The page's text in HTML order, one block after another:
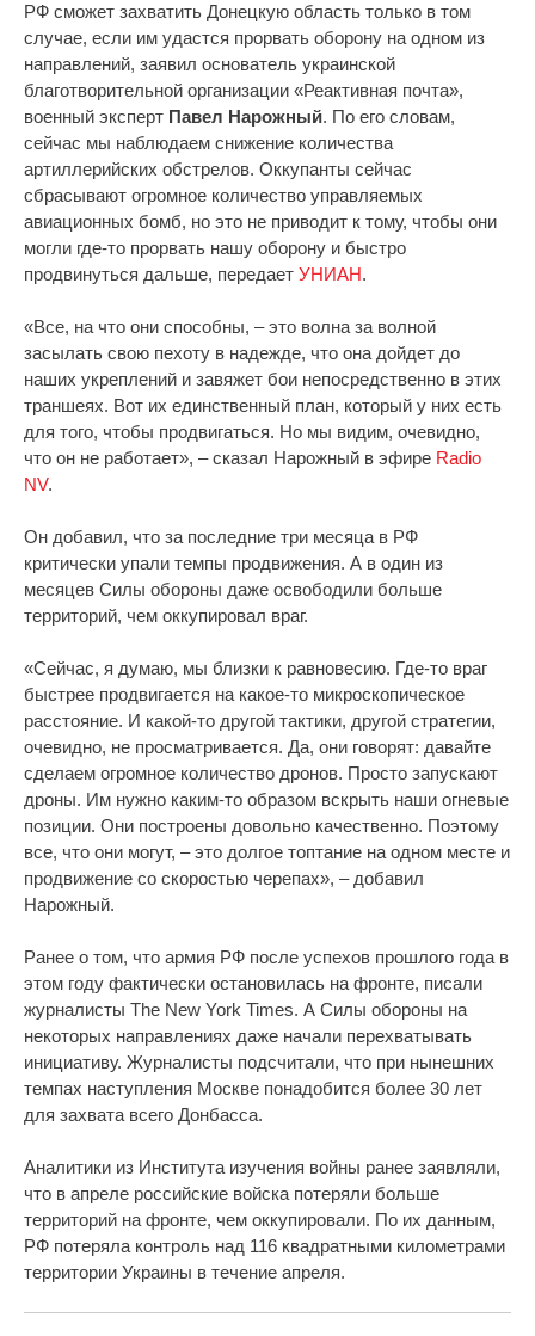
РФ сможет захватить Донецкую область только в том
случае, если им удастся прорвать оборону на одном из
направлений, заявил основатель украинской
благотворительной организации «Реактивная почта»,
военный эксперт Павел Нарожный. По его словам,
сейчас мы наблюдаем снижение количества
артиллерийских обстрелов. Оккупанты сейчас
сбрасывают огромное количество управляемых
авиационных бомб, но это не приводит к тому, чтобы они
могли где-то прорвать нашу оборону и быстро
продвинуться дальше, передает УНИАН.
«Все, на что они способны, – это волна за волной
засылать свою пехоту в надежде, что она дойдет до
наших укреплений и завяжет бои непосредственно в этих
траншеях. Вот их единственный план, который у них есть
для того, чтобы продвигаться. Но мы видим, очевидно,
что он не работает», – сказал Нарожный в эфире Radio
NV.
Он добавил, что за последние три месяца в РФ
критически упали темпы продвижения. А в один из
месяцев Силы обороны даже освободили больше
территорий, чем оккупировал враг.
«Сейчас, я думаю, мы близки к равновесию. Где-то враг
быстрее продвигается на какое-то микроскопическое
расстояние. И какой-то другой тактики, другой стратегии,
очевидно, не просматривается. Да, они говорят: давайте
сделаем огромное количество дронов. Просто запускают
дроны. Им нужно каким-то образом вскрыть наши огневые
позиции. Они построены довольно качественно. Поэтому
все, что они могут, – это долгое топтание на одном месте и
продвижение со скоростью черепах», – добавил
Нарожный.
Ранее о том, что армия РФ после успехов прошлого года в
этом году фактически остановилась на фронте, писали
журналисты The New York Times. А Силы обороны на
некоторых направлениях даже начали перехватывать
инициативу. Журналисты подсчитали, что при нынешних
темпах наступления Москве понадобится более 30 лет
для захвата всего Донбасса.
Аналитики из Института изучения войны ранее заявляли,
что в апреле российские войска потеряли больше
территорий на фронте, чем оккупировали. По их данным,
РФ потеряла контроль над 116 квадратными километрами
территории Украины в течение апреля.